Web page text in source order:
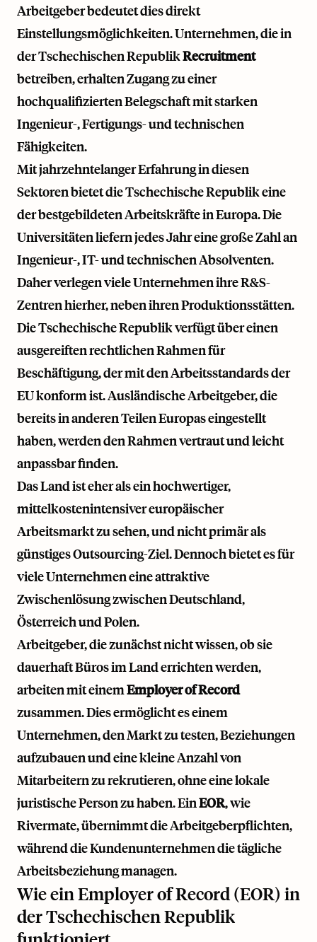
Arbeitgeber bedeutet dies direkt
Einstellungsmöglichkeiten. Unternehmen, die in
der Tschechischen RepublikRecruitment
betreiben, erhalten Zugang zu einer
hochqualifizierten Belegschaft mit starken
Ingenieur-, Fertigungs- und technischen
Fähigkeiten.
Mit jahrzehntelanger Erfahrung in diesen
Sektoren bietet die Tschechische Republik eine
der bestgebildeten Arbeitskräfte in Europa. Die
Universitäten liefern jedes Jahr eine große Zahl an
Ingenieur-, IT- und technischen Absolventen.
Daher verlegen viele Unternehmen ihre R&S-
Zentren hierher, neben ihren Produktionsstätten.
Die Tschechische Republik verfügt über einen
ausgereiften rechtlichen Rahmen für
Beschäftigung, der mit den Arbeitsstandards der
EU konform ist. Ausländische Arbeitgeber, die
bereits in anderen Teilen Europas eingestellt
haben, werden den Rahmen vertraut und leicht
anpassbar finden.
Das Land ist eher als ein hochwertiger,
mittelkostenintensiver europäischer
Arbeitsmarkt zu sehen, und nicht primär als
günstiges Outsourcing-Ziel. Dennoch bietet es für
viele Unternehmen eine attraktive
Zwischenlösung zwischen Deutschland,
Österreich und Polen.
Arbeitgeber, die zunächst nicht wissen, ob sie
dauerhaft Büros im Land errichten werden,
arbeiten mit einemEmployer of Record
zusammen. Dies ermöglicht es einem
Unternehmen, den Markt zu testen, Beziehungen
aufzubauen und eine kleine Anzahl von
Mitarbeitern zu rekrutieren, ohne eine lokale
juristische Person zu haben. EinEOR, wie
Rivermate, übernimmt die Arbeitgeberpflichten,
während die Kundenunternehmen die tägliche
Arbeitsbeziehung managen.
Wie ein Employer of Record (EOR) in
der Tschechischen Republik